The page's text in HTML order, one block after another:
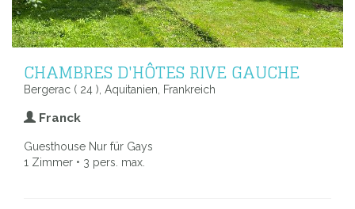
CHAMBRES D'HÔTES RIVE GAUCHE
Bergerac ( 24 ), Aquitanien, Frankreich
Franck
Guesthouse Nur für Gays
1 Zimmer • 3 pers. max.